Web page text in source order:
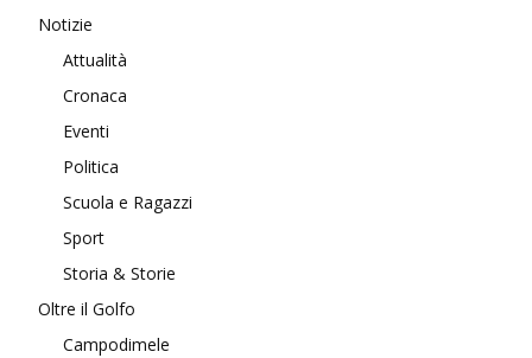
Notizie
Attualità
Cronaca
Eventi
Politica
Scuola e Ragazzi
Sport
Storia & Storie
Oltre il Golfo
Campodimele